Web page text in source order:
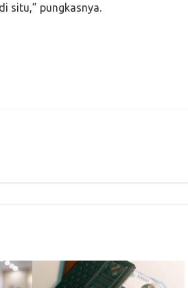
situ,” pungkasnya.